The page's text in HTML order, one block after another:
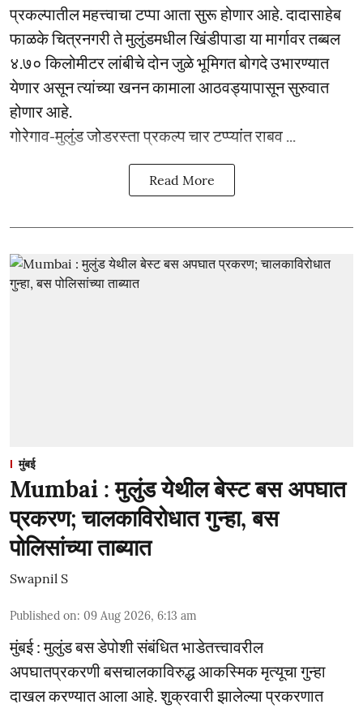
प्रकल्पातील महत्त्वाचा टप्पा आता सुरू होणार आहे. दादासाहेब
फाळके चित्रनगरी ते मुलुंडमधील खिंडीपाडा या मार्गावर तब्बल
४.७० किलोमीटर लांबीचे दोन जुळे भूमिगत बोगदे उभारण्यात
येणार असून त्यांच्या खनन कामाला आठवड्यापासून सुरुवात
होणार आहे.
गोरेगाव-मुलुंड जोडरस्ता प्रकल्प चार टप्प्यांत राबव ...
Read More
मुंबई
Mumbai : मुलुंड येथील बेस्ट बस अपघात
प्रकरण; चालकाविरोधात गुन्हा, बस
पोलिसांच्या ताब्यात
Swapnil S
Published on: 09 Aug 2026, 6:13 am
मुंबई : मुलुंड बस डेपोशी संबंधित भाडेतत्त्वावरील
अपघातप्रकरणी बसचालकाविरुद्ध आकस्मिक मृत्यूचा गुन्हा
दाखल करण्यात आला आहे. शुक्रवारी झालेल्या प्रकरणात